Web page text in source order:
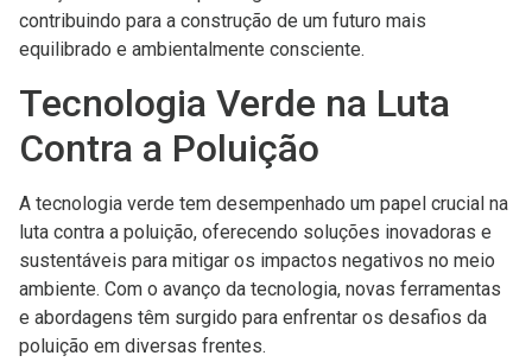
contribuindo para a construção de um futuro mais
equilibrado e ambientalmente consciente.
Tecnologia Verde na Luta
Contra a Poluição
A tecnologia verde tem desempenhado um papel crucial na
luta contra a poluição, oferecendo soluções inovadoras e
sustentáveis para mitigar os impactos negativos no meio
ambiente. Com o avanço da tecnologia, novas ferramentas
e abordagens têm surgido para enfrentar os desafios da
poluição em diversas frentes.